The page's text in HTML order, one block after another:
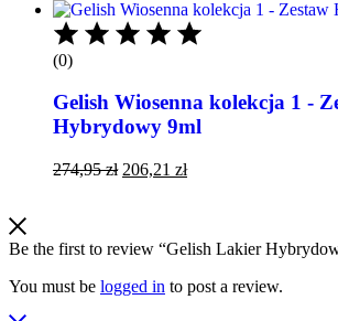
(0)
Gelish Wiosenna kolekcja 1 -
Hybrydowy 9ml
274,95zł 206,21 zł
Be the first to review “Gelish Lakier
You must be logged in to post a review.